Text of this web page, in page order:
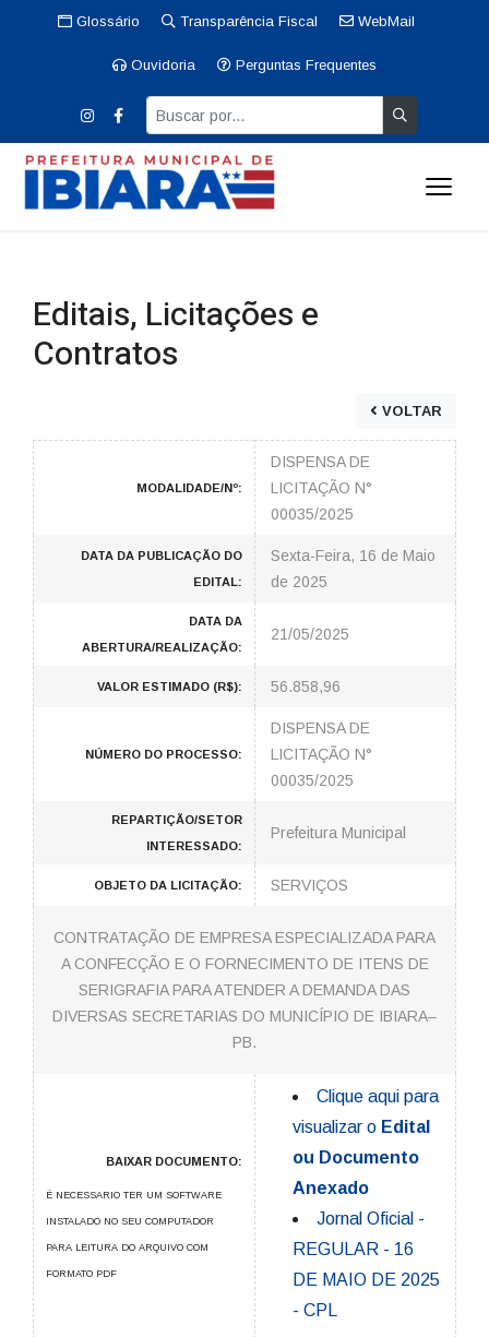
Glossário Transparência Fiscal WebMail
Ouvidoria Perguntas Frequentes
Editais, Licitações e
Contratos
VOLTAR
MODALIDADE/Nº:
DISPENSA DE
LICITAÇÃO N°
00035/2025
DATA DA PUBLICAÇÃO DO
EDITAL:
Sexta-Feira, 16 de Maio
de 2025
DATA DA
ABERTURA/REALIZAÇÃO:
21/05/2025
VALOR ESTIMADO (R$): 56.858,96
NÚMERO DO PROCESSO:
DISPENSA DE
LICITAÇÃO N°
00035/2025
REPARTIÇÃO/SETOR
INTERESSADO:
Prefeitura Municipal
OBJETO DA LICITAÇÃO: SERVIÇOS
CONTRATAÇÃO DE EMPRESA ESPECIALIZADA PARA
A CONFECÇÃO E O FORNECIMENTO DE ITENS DE
SERIGRAFIA PARA ATENDER A DEMANDA DAS
DIVERSAS SECRETARIAS DO MUNICÍPIO DE IBIARA–
PB.
BAIXAR DOCUMENTO:
É NECESSARIO TER UM SOFTWARE
INSTALADO NO SEU COMPUTADOR
PARA LEITURA DO ARQUIVO COM
FORMATO PDF
Clique aqui para
visualizar o Edital
ou Documento
Anexado
Jornal Oficial -
REGULAR - 16
DE MAIO DE 2025
- CPL